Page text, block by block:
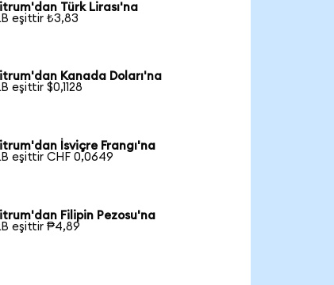
Türk Lirası'na
eşittir ₺3,83
Kanada Doları'na
eşittir $0,1128
İsviçre Frangı'na
eşittir CHF 0,0649
Filipin Pezosu'na
eşittir ₱4,89